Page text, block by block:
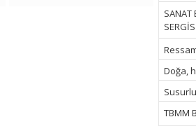
SANAT
Doğa,
TBMM